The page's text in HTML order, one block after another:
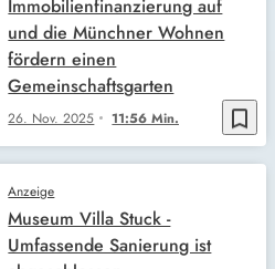
bookmark_border
26. Nov. 2025 11:56 Min.
Immobilienfinanzierung auf
und die Münchner Wohnen
fördern einen
Gemeinschaftsgarten
Anzeige
Museum Villa Stuck -
Umfassende Sanierung ist